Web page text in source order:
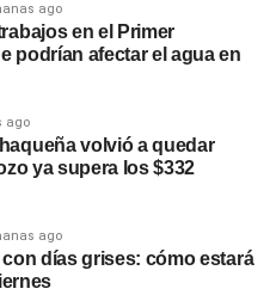
ago
en el Primer
podrían afectar el agua en
ago
volvió a quedar
ya supera los $332
ago
días grises: cómo estará